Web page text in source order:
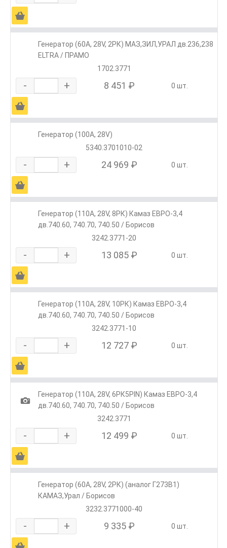
Ä
Генератор (60А, 28V, 2РК) МАЗ,ЗИЛ,УРАЛ дв.236,238
ELTRA / ПРАМО
1702.3771
- + 8 451 ₽ 0 шт.
Ä
Генератор (100А, 28V)
5340.3701010-02
- + 24 969 ₽ 0 шт.
Ä
Генератор (110А, 28V, 8РК) Камаз ЕВРО-3,4
дв.740.60, 740.70, 740.50 / Борисов
3242.3771-20
- + 13 085 ₽ 0 шт.
Ä
Генератор (110А, 28V, 10РК) Камаз ЕВРО-3,4
дв.740.60, 740.70, 740.50 / Борисов
3242.3771-10
- + 12 727 ₽ 0 шт.
Ä
1
Генератор (110А, 28V, 6РК5PIN) Камаз ЕВРО-3,4
дв.740.60, 740.70, 740.50 / Борисов
3242.3771
- + 12 499 ₽ 0 шт.
Ä
Генератор (60А, 28V, 2РК) (аналог Г273В1)
КАМАЗ,Урал / Борисов
3232.3771000-40
- + 9 335 ₽ 0 шт.